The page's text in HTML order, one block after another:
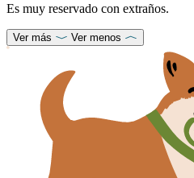
Es muy reservado con extraños.
Ver más Ver menos